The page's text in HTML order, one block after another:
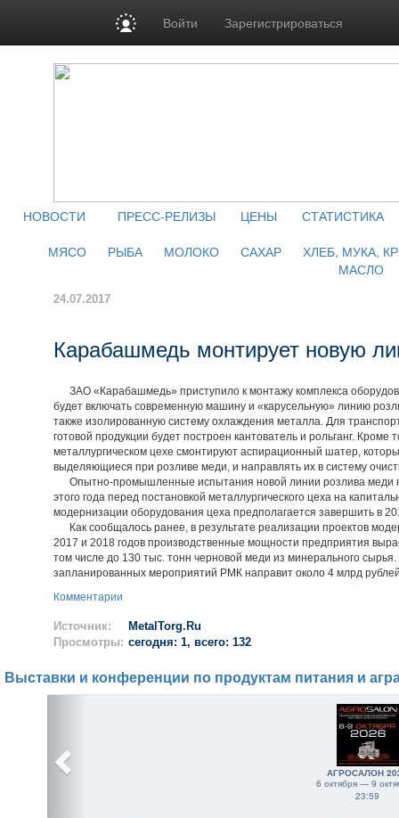
Войти Зарегистрироваться
НОВОСТИ ПРЕСС-РЕЛИЗЫ ЦЕНЫ
СТАТИСТИКА
МЯСО
РЫБА МОЛОКО САХАР
ХЛЕБ, МУКА,
МАСЛО
24.07.2017
Карабашмедь монтирует новую
ЗАО «Карабашмедь» приступило к монтажу комплекса
будет включать современную машину и «карусельную» линию
также изолированную систему охлаждения металла. Для
готовой продукции будет построен кантователь и рольганг. Кроме
металлургическом цехе смонтируют аспирационный шатер,
выделяющиеся при розливе меди, и направлять их в систему
Опытно-промышленные испытания новой линии розлива меди
этого года перед постановкой металлургического цеха на
модернизации оборудования цеха предполагается завершить в
Как сообщалось ранее, в результате реализации проектов
2017 и 2018 годов производственные мощности предприятия
том числе до 130 тыс. тонн черновой меди из минерального
запланированных мероприятий РМК направит около 4 млрд
Комментарии
Источник:
MetalTorg.Ru
Просмотры: сегодня: 1, всего: 132
Выставки и конференции по продуктам питания и
АГРОСАЛОН
6 октября — 9
23:59